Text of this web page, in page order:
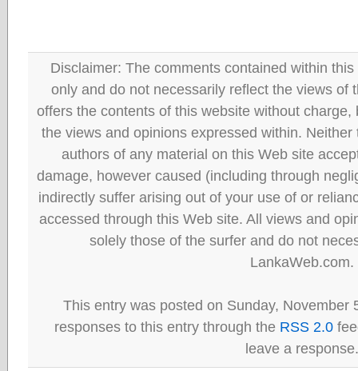
Disclaimer: The comments contained within
only and do not necessarily reflect the views of
offers the contents of this website without
the views and opinions expressed within.
authors of any material on this Web site
damage, however caused (including through
indirectly suffer arising out of your use of or
accessed through this Web site. All views and
solely those of the surfer and do not
LankaWeb.com.
This entry was posted on Sunday, November
responses to this entry through the RSS 2.0
leave a response.